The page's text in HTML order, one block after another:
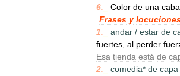
6. Color de una
Frases y
1. andar / estar de
fuertes al perder
Esa tienda está de
2. comedia* de capa